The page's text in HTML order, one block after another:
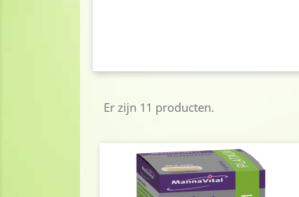
Er zijn 11 producten.